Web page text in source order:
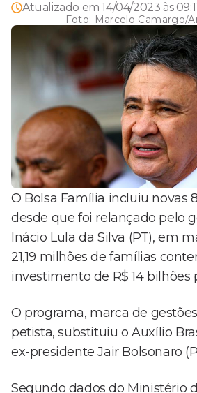
Atualizado em14/04/2023 às 09:11
Foto: Marcelo Camargo/
O Bolsa Família incluiu novas
desde que foi relançado pelo
Inácio Lula da Silva (PT), em
21,19 milhões de famílias
investimento de R$ 14 bilhões
O programa, marca de
petista, substituiu o Auxílio
ex-presidente Jair Bolsonaro
Segundo dados do Ministério